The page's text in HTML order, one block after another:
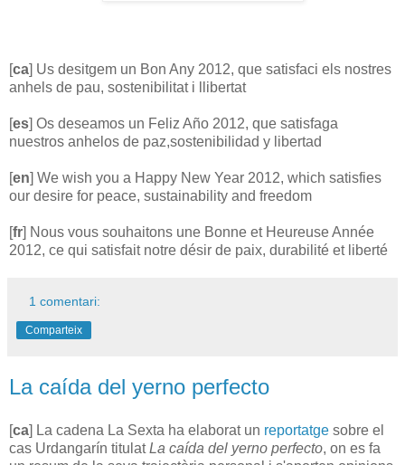
[ca] Us desitgem un Bon Any 2012, que satisfaci els nostres
anhels de pau, sostenibilitat i llibertat
[es] Os deseamos un Feliz Año 2012, que satisfaga
nuestros anhelos de paz,sostenibilidad y libertad
[en] We wish you a Happy New Year 2012, which satisfies
our desire for peace, sustainability and freedom
[fr] Nous vous souhaitons une Bonne et Heureuse Année
2012, ce qui satisfait notre désir de paix, durabilité et liberté
1 comentari:
Comparteix
La caída del yerno perfecto
[ca] La cadena La Sexta ha elaborat un reportatge sobre el
cas Urdangarín titulatLa caída del yerno perfecto, on es fa